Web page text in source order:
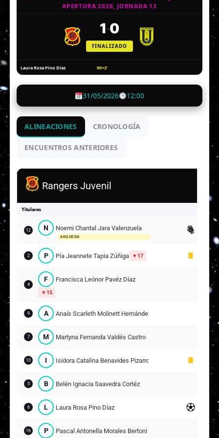
APERTURA 2026, JORNADA 13
1-0
FINALIZADO
Laura Rosa Pino Díaz 90+3'
31/05/2026 12:00
ALINEACIONES CRONOLOGÍA
ENCUENTROS ANTERIORES
Rangers Juvenil
Titulares
12 N Noemi Chantal Jara Valenzuela
ARQUERA
2 P Pía Jeannete Tapia Zúñiga 17
4
F Francisca Leónor Pavéz Díaz
15
9 A Anaís Scarleth Molinett Hernández
7 M Martyna Fernanda Valdés Castro
10 I Isidora Catalina Benavides Pizarro
5 B Belén Ignacia Saavedra Cortéz
6 L Laura Rosa Pino Díaz
16 P Pascal Antonella Morales Bertoni